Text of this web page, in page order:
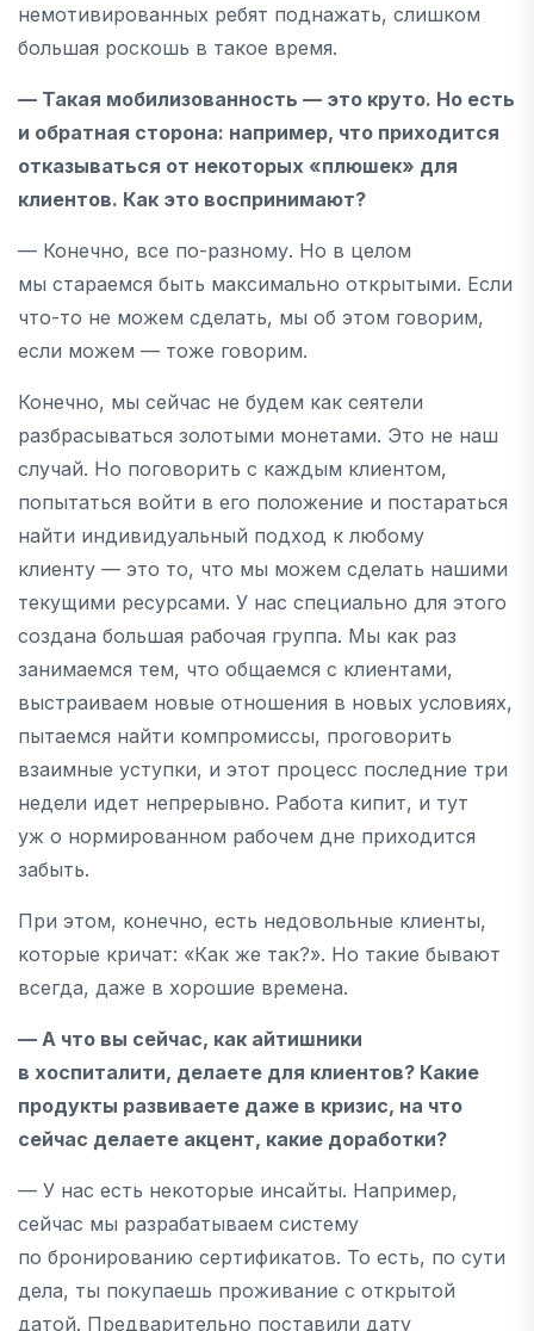
немотивированных ребят поднажать, слишком
большая роскошь в такое время.
— Такая мобилизованность — это круто. Но есть
и обратная сторона: например, что приходится
отказываться от некоторых «плюшек» для
клиентов. Как это воспринимают?
— Конечно, все по-разному. Но в целом
мы стараемся быть максимально открытыми. Если
что-то не можем сделать, мы об этом говорим,
если можем — тоже говорим.
Конечно, мы сейчас не будем как сеятели
разбрасываться золотыми монетами. Это не наш
случай. Но поговорить с каждым клиентом,
попытаться войти в его положение и постараться
найти индивидуальный подход к любому
клиенту — это то, что мы можем сделать нашими
текущими ресурсами. У нас специально для этого
создана большая рабочая группа. Мы как раз
занимаемся тем, что общаемся с клиентами,
выстраиваем новые отношения в новых условиях,
пытаемся найти компромиссы, проговорить
взаимные уступки, и этот процесс последние три
недели идет непрерывно. Работа кипит, и тут
уж о нормированном рабочем дне приходится
забыть.
При этом, конечно, есть недовольные клиенты,
которые кричат: «Как же так?». Но такие бывают
всегда, даже в хорошие времена.
— А что вы сейчас, как айтишники
в хоспиталити, делаете для клиентов? Какие
продукты развиваете даже в кризис, на что
сейчас делаете акцент, какие доработки?
— У нас есть некоторые инсайты. Например,
сейчас мы разрабатываем систему
по бронированию сертификатов. То есть, по сути
дела, ты покупаешь проживание с открытой
датой. Предварительно поставили дату